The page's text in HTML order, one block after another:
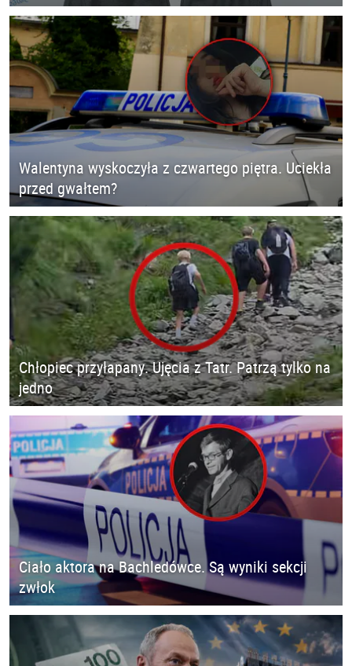
Walentyna wyskoczyła z czwartego piętra. Uciekła
przed gwałtem?
Chłopiec przyłapany. Ujęcia z Tatr. Patrzą tylko na
jedno
Ciało aktora na Bachledówce. Są wyniki sekcji
zwłok